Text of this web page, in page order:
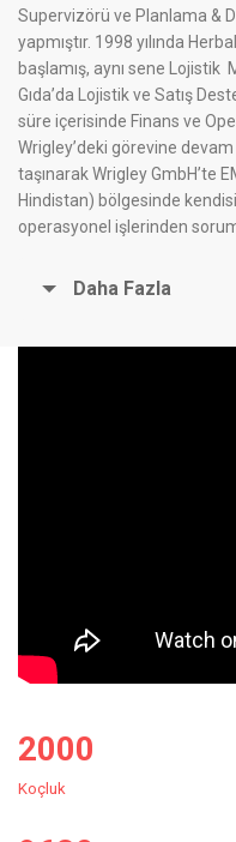
Supervizörü ve Planlama &
yapmıştır. 1998 yılında
başlamış, aynı sene Lojistik
Gıda’da Lojistik ve Satış
süre içerisinde Finans ve
Wrigley’deki görevine devam
taşınarak Wrigley GmbH’te
Hindistan) bölgesinde
operasyonel işlerinden
Daha Fazla
2000
Koçluk